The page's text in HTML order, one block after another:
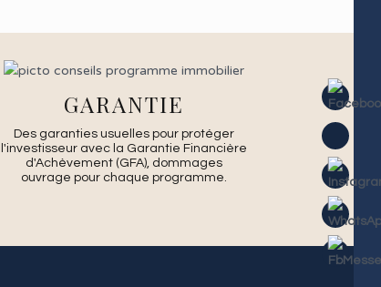
GARANTIE
Des garanties usuelles pour protéger
l'investisseur avec la Garantie Financière
d'Achèvement (GFA), dommages
ouvrage pour chaque programme.